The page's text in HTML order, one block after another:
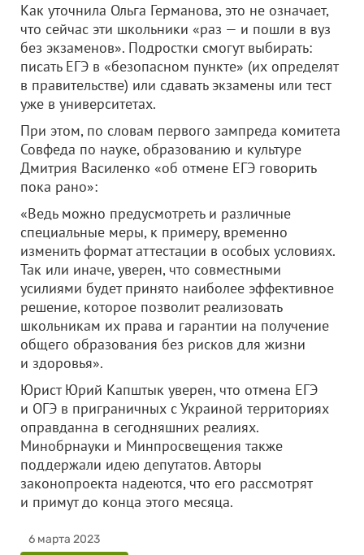
Как уточнила Ольга Германова, это не означает,
что сейчас эти школьники «раз — и пошли в вуз
без экзаменов». Подростки смогут выбирать:
писать ЕГЭ в «безопасном пункте» (их определят
в правительстве) или сдавать экзамены или тест
уже в университетах.
При этом, по словам первого зампреда комитета
Совфеда по науке, образованию и культуре
Дмитрия Василенко «об отмене ЕГЭ говорить
пока рано»:
«Ведь можно предусмотреть и различные
специальные меры, к примеру, временно
изменить формат аттестации в особых условиях.
Так или иначе, уверен, что совместными
усилиями будет принято наиболее эффективное
решение, которое позволит реализовать
школьникам их права и гарантии на получение
общего образования без рисков для жизни
и здоровья».
Юрист Юрий Капштык уверен, что отмена ЕГЭ
и ОГЭ в приграничных с Украиной территориях
оправданна в сегодняшних реалиях.
Минобрнауки и Минпросвещения также
поддержали идею депутатов. Авторы
законопроекта надеются, что его рассмотрят
и примут до конца этого месяца.
6 марта 2023